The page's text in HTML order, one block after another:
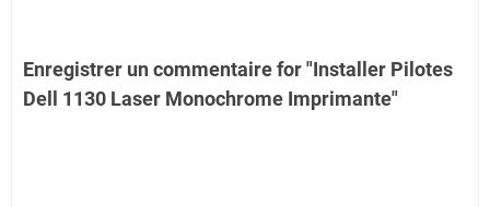
Enregistrer un commentaire for "Installer Pilotes
Dell 1130 Laser Monochrome Imprimante"